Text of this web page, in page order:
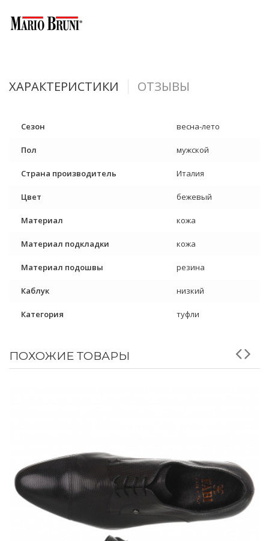
ХАРАКТЕРИСТИКИ ОТЗЫВЫ
Сезон весна-лето
Пол мужской
Страна производитель Италия
Цвет бежевый
Материал кожа
Материал подкладки кожа
Материал подошвы резина
Каблук низкий
Категория туфли
ПОХОЖИЕ ТОВАРЫ